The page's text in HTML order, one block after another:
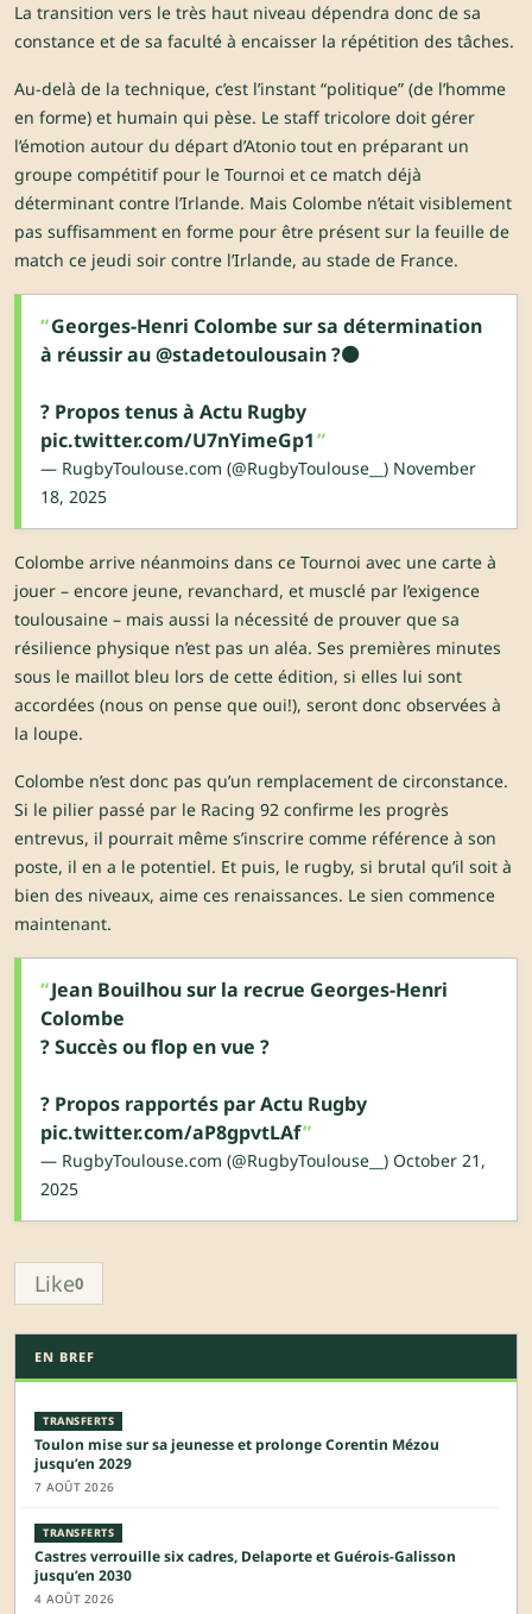
La transition vers le très haut niveau dépendra donc de sa
constance et de sa faculté à encaisser la répétition des tâches.
Au-delà de la technique, c’est l’instant “politique” (de l’homme
en forme) et humain qui pèse. Le staff tricolore doit gérer
l’émotion autour du départ d’Atonio tout en préparant un
groupe compétitif pour le Tournoi et ce match déjà
déterminant contre l’Irlande. Mais Colombe n’était visiblement
pas suffisamment en forme pour être présent sur la feuille de
match ce jeudi soir contre l’Irlande, au stade de France.
Georges-Henri Colombe sur sa détermination
à réussir au@stadetoulousain?⚫️
?️ Propos tenus à Actu Rugby
pic.twitter.com/U7nYimeGp1
— RugbyToulouse.com (@RugbyToulouse__) November
18, 2025
Colombe arrive néanmoins dans ce Tournoi avec une carte à
jouer – encore jeune, revanchard, et musclé par l’exigence
toulousaine – mais aussi la nécessité de prouver que sa
résilience physique n’est pas un aléa. Ses premières minutes
sous le maillot bleu lors de cette édition, si elles lui sont
accordées (nous on pense que oui!), seront donc observées à
la loupe.
Colombe n’est donc pas qu’un remplacement de circonstance.
Si le pilier passé par le Racing 92 confirme les progrès
entrevus, il pourrait même s’inscrire comme référence à son
poste, il en a le potentiel. Et puis, le rugby, si brutal qu’il soit à
bien des niveaux, aime ces renaissances. Le sien commence
maintenant.
Jean Bouilhou sur la recrue Georges-Henri
Colombe
? Succès ou flop en vue ?
?️ Propos rapportés par Actu Rugby
pic.twitter.com/aP8gpvtLAf
— RugbyToulouse.com (@RugbyToulouse__) October 21,
2025
Like0
EN BREF
TRANSFERTS
Toulon mise sur sa jeunesse et prolonge Corentin Mézou
jusqu’en 2029
7 AOÛT 2026
TRANSFERTS
Castres verrouille six cadres, Delaporte et Guérois-Galisson
jusqu’en 2030
4 AOÛT 2026